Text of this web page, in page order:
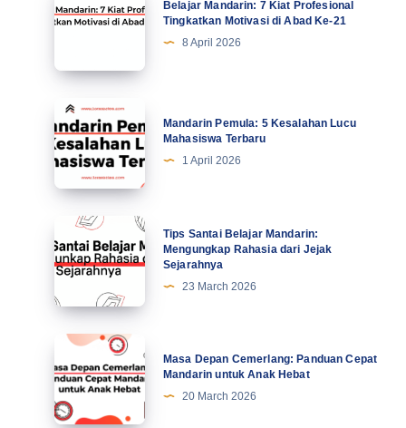
Mandarin:
Profesional
Tingkatkan
Motivasi
di
Abad
Ke-
Belajar Mandarin: 7 Kiat Profesional
Tingkatkan Motivasi di Abad Ke-21
8 April 2026
Mandarin
Pemula:
5
Kesalahan
Lucu
Mahasiswa
Terbaru
Mandarin Pemula: 5 Kesalahan Lucu
Mahasiswa Terbaru
1 April 2026
Tips
Santai
Belajar
Mandarin:
Mengungkap
Rahasia
dari
Jejak
Sejarahnya
Tips Santai Belajar Mandarin:
Mengungkap Rahasia dari Jejak
Sejarahnya
23 March 2026
Masa
Depan
Cemerlang:
Panduan
Masa Depan Cemerlang: Panduan Cepat
Mandarin untuk Anak Hebat
20 March 2026